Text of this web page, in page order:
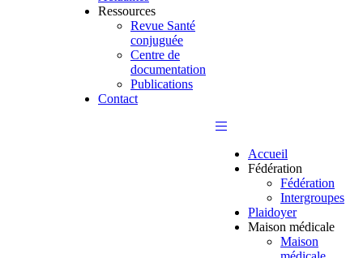
Ressources
Revue Santé
conjuguée
Centre de
documentation
Publications
Contact
Accueil
Fédération
Fédération
Intergroupes
Plaidoyer
Maison médicale
Maison